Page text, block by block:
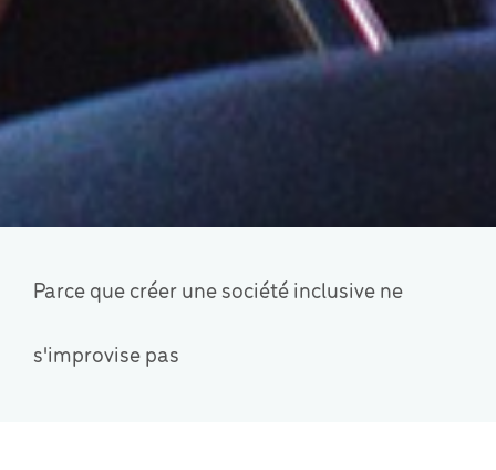
Parce que créer une société inclusive ne
s'improvise pas